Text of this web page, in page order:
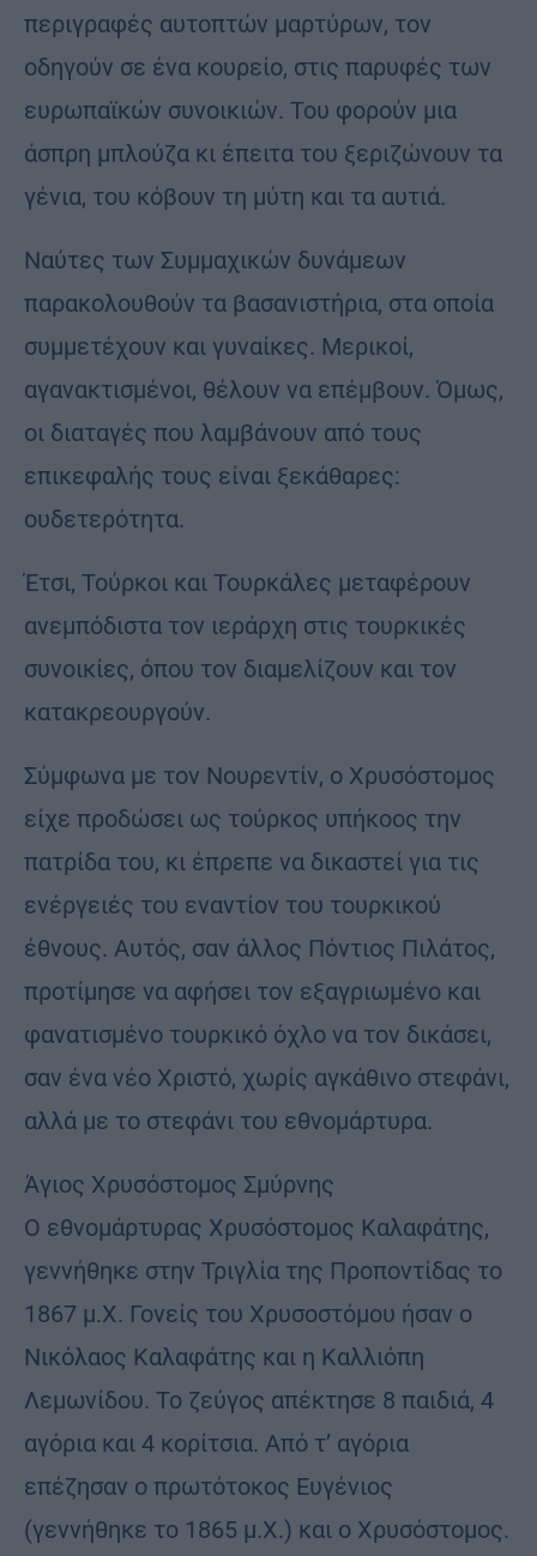
περιγραφές αυτοπτών μαρτύρων, τον
οδηγούν σε ένα κουρείο, στις παρυφές των
ευρωπαϊκών συνοικιών. Του φορούν μια
άσπρη μπλούζα κι έπειτα του ξεριζώνουν τα
γένια, του κόβουν τη μύτη και τα αυτιά.
Ναύτες των Συμμαχικών δυνάμεων
παρακολουθούν τα βασανιστήρια, στα οποία
συμμετέχουν και γυναίκες. Μερικοί,
αγανακτισμένοι, θέλουν να επέμβουν. Όμως,
οι διαταγές που λαμβάνουν από τους
επικεφαλής τους είναι ξεκάθαρες:
ουδετερότητα.
Έτσι, Τούρκοι και Τουρκάλες μεταφέρουν
ανεμπόδιστα τον ιεράρχη στις τουρκικές
συνοικίες, όπου τον διαμελίζουν και τον
κατακρεουργούν.
Σύμφωνα με τον Νουρεντίν, ο Χρυσόστομος
είχε προδώσει ως τούρκος υπήκοος την
πατρίδα του, κι έπρεπε να δικαστεί για τις
ενέργειές του εναντίον του τουρκικού
έθνους. Αυτός, σαν άλλος Πόντιος Πιλάτος,
προτίμησε να αφήσει τον εξαγριωμένο και
φανατισμένο τουρκικό όχλο να τον δικάσει,
σαν ένα νέο Χριστό, χωρίς αγκάθινο στεφάνι,
αλλά με το στεφάνι του εθνομάρτυρα.
Άγιος Χρυσόστομος Σμύρνης
Ο εθνομάρτυρας Χρυσόστομος Καλαφάτης,
γεννήθηκε στην Τριγλία της Προποντίδας το
1867 μ.Χ. Γονείς του Χρυσοστόμου ήσαν ο
Νικόλαος Καλαφάτης και η Καλλιόπη
Λεμωνίδου. Το ζεύγος απέκτησε 8 παιδιά, 4
αγόρια και 4 κορίτσια. Από τ’ αγόρια
επέζησαν ο πρωτότοκος Ευγένιος
(γεννήθηκε το 1865 μ.Χ.) και ο Χρυσόστομος.